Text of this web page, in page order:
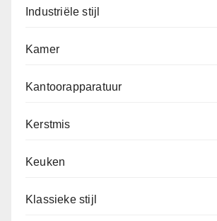
Industriële stijl
Kamer
Kantoorapparatuur
Kerstmis
Keuken
Klassieke stijl